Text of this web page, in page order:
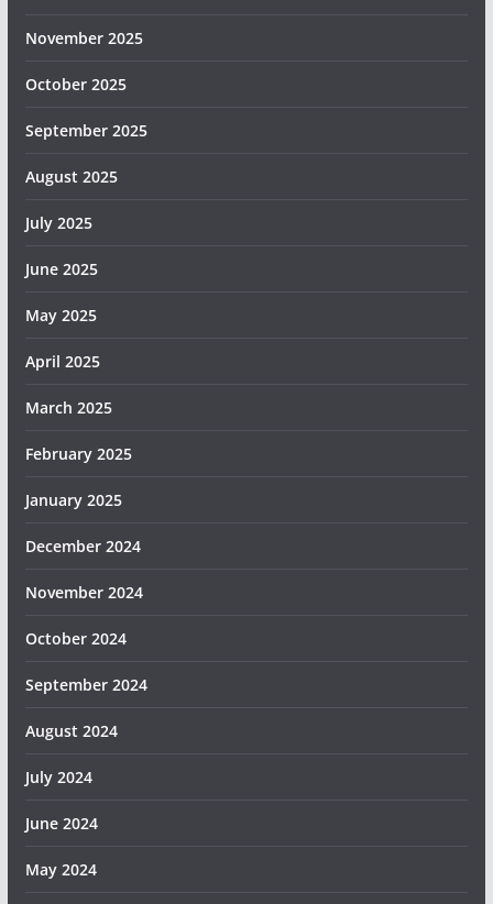
November 2025
October 2025
September 2025
August 2025
July 2025
June 2025
May 2025
April 2025
March 2025
February 2025
January 2025
December 2024
November 2024
October 2024
September 2024
August 2024
July 2024
June 2024
May 2024